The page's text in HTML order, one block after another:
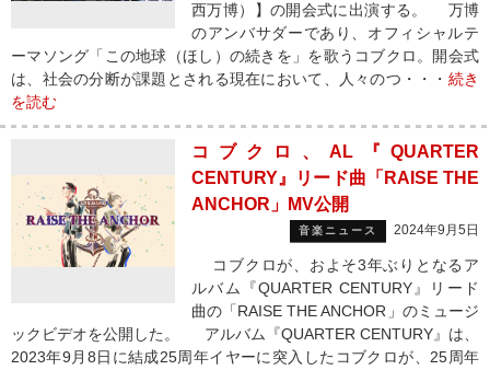
西万博）】の開会式に出演する。 万博
のアンバサダーであり、オフィシャルテ
ーマソング「この地球（ほし）の続きを」を歌うコブクロ。開会式
は、社会の分断が課題とされる現在において、人々のつ・・・ 続き
を読む
コブクロ、AL『QUARTER
CENTURY』リード曲「RAISE THE
ANCHOR」MV公開
音楽ニュース 2024年9月5日
コブクロが、およそ3年ぶりとなるア
ルバム『QUARTER CENTURY』リード
曲の「RAISE THE ANCHOR」のミュージ
ックビデオを公開した。 アルバム『QUARTER CENTURY』は、
2023年9月8日に結成25周年イヤーに突入したコブクロが、25周年